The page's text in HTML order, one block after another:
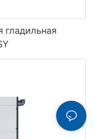
гладильная